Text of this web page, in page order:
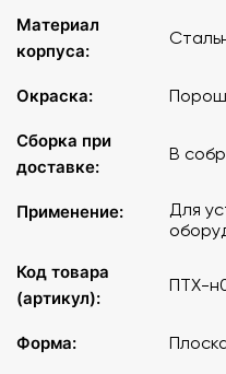
Материал
корпуса:
Окраска:
Сборка при
доставке:
В
Применение:
Для
Код товара
(артикул):
ПТХ-
Форма: